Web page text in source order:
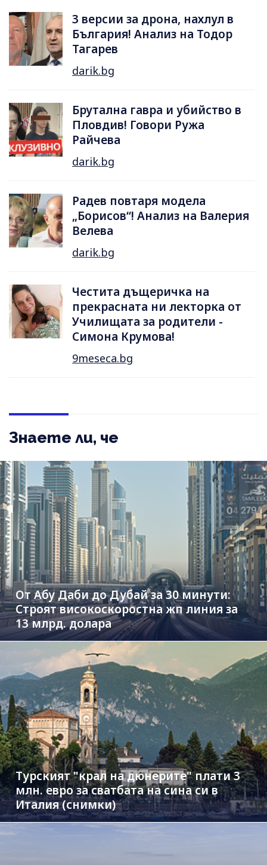
3 версии за дрона, нахлул в
България! Анализ на Тодор
Тагарев
darik.bg
Брутална гавра и убийство в
Пловдив! Говори Ружа
Райчева
darik.bg
Радев повтаря модела
„Борисов“! Анализ на Валерия
Велева
darik.bg
Честита дъщеричка на
прекрасната ни лекторка от
Училищата за родители -
Симона Крумова!
9meseca.bg
Знаете ли, че
От Абу Даби до Дубай за 30 минути:
Строят високоскоростна жп линия за
13 млрд. долара
Турският "крал на дюнерите" плати 3
млн. евро за сватбата на сина си в
Италия (снимки)